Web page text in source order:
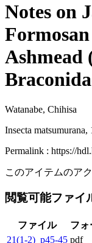
Notes on
Ashmead
Watanabe, Chihisa
Insecta
Permalink : https://
このアイテムのア
閲覧可能ファイ
ファイル フォ
21(1-2)_p45-45 pdf